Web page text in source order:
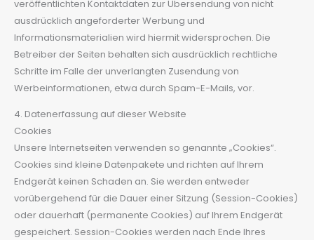
veröffentlichten Kontaktdaten zur Übersendung von nicht
ausdrücklich angeforderter Werbung und
Informationsmaterialien wird hiermit widersprochen. Die
Betreiber der Seiten behalten sich ausdrücklich rechtliche
Schritte im Falle der unverlangten Zusendung von
Werbeinformationen, etwa durch Spam-E-Mails, vor.
4. Datenerfassung auf dieser Website
Cookies
Unsere Internetseiten verwenden so genannte „Cookies“.
Cookies sind kleine Datenpakete und richten auf Ihrem
Endgerät keinen Schaden an. Sie werden entweder
vorübergehend für die Dauer einer Sitzung (Session-Cookies)
oder dauerhaft (permanente Cookies) auf Ihrem Endgerät
gespeichert. Session-Cookies werden nach Ende Ihres